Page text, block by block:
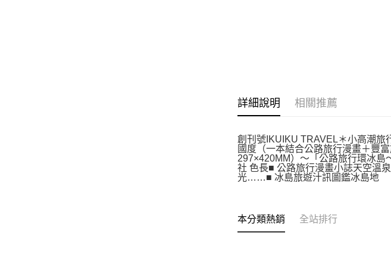
詳細說明 相關推薦
創刊號IKUIKU TRAVEL＊小高潮旅
國度（一本結合公路旅行漫畫＋豐
297×420MM）～「公路旅行環冰島
社 色長■ 公路旅行漫畫小誌天空溫
光……■ 冰島旅遊汁訊圖鑑冰島地
本分類熱銷 全站排行